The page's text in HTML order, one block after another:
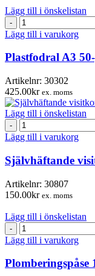
Lägg till i önskelistan
Plastfodral
A3
50-
pack
mängd
Lägg till i varukorg
Plastfodral A3
Artikelnr: 30302
425.00kr ex. moms
Lägg till i önskelistan
Självhäftande
visitkortsficka
60x95mm
100-
pack
Lägg till i varukorg
Självhäftande
Artikelnr: 30807
150.00kr ex. moms
Lägg till i önskelistan
Plomberingspåse
150×200mm
250-
pack
mängd
Lägg till i varukorg
Plomberingspåse